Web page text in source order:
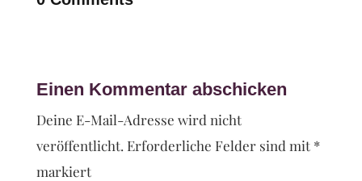
Einen Kommentar abschicken
Deine E-Mail-Adresse wird nicht
veröffentlicht. Erforderliche Felder sind mit *
markiert